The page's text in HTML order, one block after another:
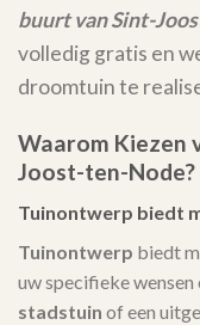
buurt van Sint-
volledig gratis en
droomtuin te
Waarom Kiezen
Joost-ten-Node?
Tuinontwerp biedt
Tuinontwerp biedt
uw specifieke wensen
stadstuin of een